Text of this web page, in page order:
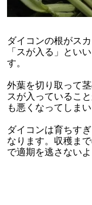
ダイコンの根がス
「スが入る」とい
す。
外葉を切り取って
スが入っているこ
も悪くなってしまい
ダイコンは育ちす
なります。収穫ま
で適期を逃さない